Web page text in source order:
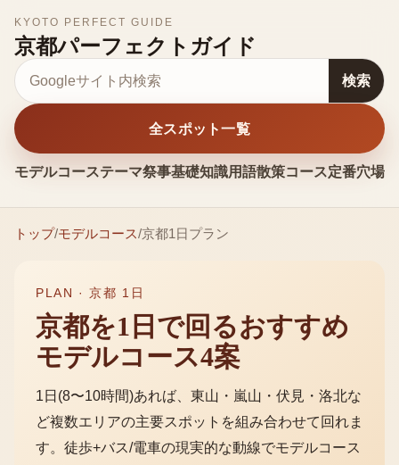
KYOTO PERFECT GUIDE
京都パーフェクトガイド
モデルコーステーマ祭事基礎知識用語散策コース定番穴場
サイト内検索
検索
全スポット一覧
トップ/モデルコース/京都1日プラン
PLAN ·京都 1日
京都を1日で回るおすすめ
モデルコース4案
1日(8〜10時間)あれば、東山・嵐山・伏見・洛北な
ど複数エリアの主要スポットを組み合わせて回れま
す。徒歩+バス/電車の現実的な動線でモデルコース